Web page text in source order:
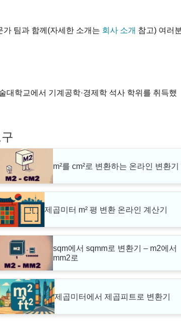
팀과 함께(자세한 소개는 회사 소개 참고) 여러
학교에서 기계공학·경제학 석사 학위를 취득했
m²를 cm²로 변환하는 온라인 변환기
제곱미터 m² 평 변환 온라인 계산기
sqm에서 sqmm로 변환기 – m2에서
mm2로
제곱미터에서 제곱피트로 변환기